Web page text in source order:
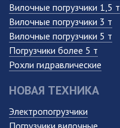
Вилочные погрузчики 1,5 т
Вилочные погрузчики 3 т
Вилочные погрузчики 5 т
Погрузчики более 5 т
Рохли гидравлические
НОВАЯ ТЕХНИКА
Электропогрузчики